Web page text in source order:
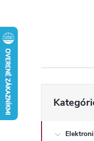
ý
p
a kategórie